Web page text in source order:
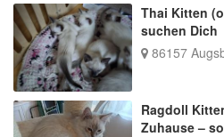
Thai Kitten
suchen Dich
86157
Ragdoll
Zuhause –